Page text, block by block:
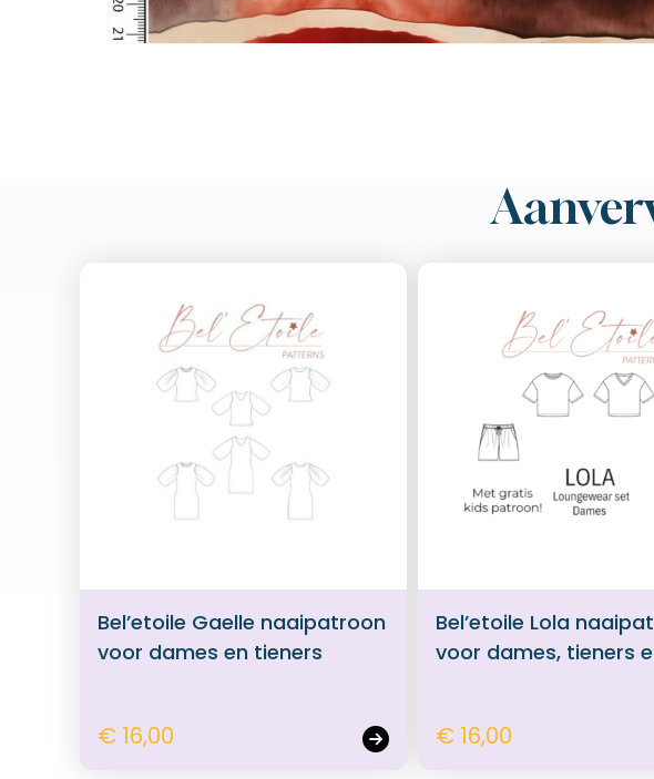
Bel’etoile Gaelle naaipatroon
voor dames en tieners
€ 16,00
Bel’etoile Lola
voor dames, tieners
€ 16,00